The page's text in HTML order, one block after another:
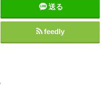
送る
feedly